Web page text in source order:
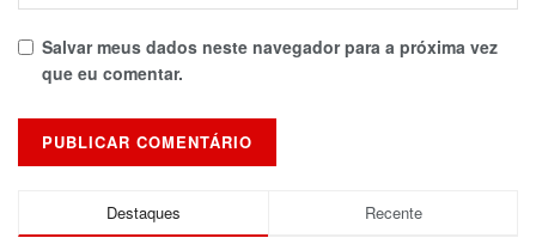
Salvar meus dados neste navegador para a próxima vez
que eu comentar.
Destaques Recente